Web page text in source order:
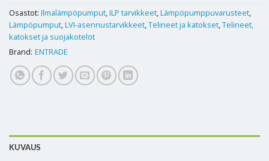
Osastot: Ilmalämpöpumput,ILP tarvikkeet,Lämpöpumppuvarusteet,
Lämpöpumput,LVI-asennustarvikkeet,Telineet ja katokset,Telineet,
katokset ja suojakotelot
Brand: ENTRADE
KUVAUS